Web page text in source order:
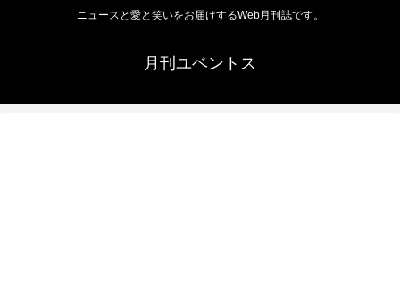
ニュースと愛と笑いをお届けするWeb月刊誌です。
月刊ユベントス